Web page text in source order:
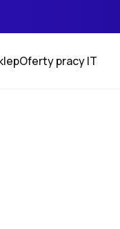
Oferty pracy IT